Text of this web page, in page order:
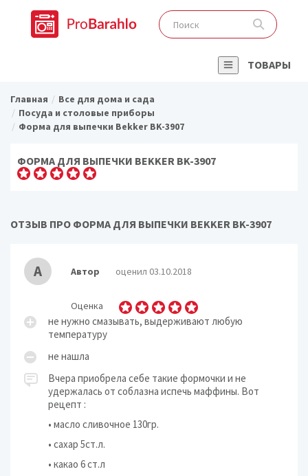
ТОВАРЫ
Главная
Все для дома и сада
Посуда и столовые приборы
Форма для выпечки Bekker BK-3907
ФОРМА ДЛЯ ВЫПЕЧКИ BEKKER BK-3907
ОТЗЫВ ПРО ФОРМА ДЛЯ ВЫПЕЧКИ BEKKER BK-3907
А Автор оценил 03.10.2018
Оценка
не нужно смазывать, выдерживают любую
температуру
не нашла
Вчера приобрела себе такие формочки и не
удержалась от соблазна испечь маффины. Вот
рецепт :
• масло сливочное 130гр.
• сахар 5ст.л.
• какао 6 ст.л